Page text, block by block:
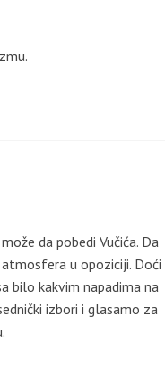
da pobedi Vučića. Da
u opoziciji. Doći
bilo kakvim napadima na
izbori i glasamo za